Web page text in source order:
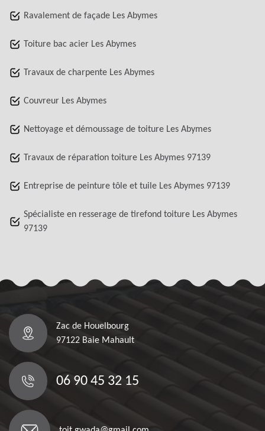
Ravalement de façade Les Abymes
Toiture bac acier Les Abymes
Travaux de charpente Les Abymes
Couvreur Les Abymes
Nettoyage et démoussage de toiture Les Abymes
Travaux de réparation toiture Les Abymes 97139
Entreprise de peinture tôle et tuile Les Abymes 97139
Spécialiste en resserage de tirefond toiture Les Abymes
97139
Zac de Houelbourg
97122 Baie Mahault
06 90 45 32 15